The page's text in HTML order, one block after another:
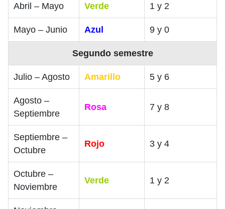
Abril – Mayo Verde 1 y 2
Mayo – Junio Azul 9 y 0
Segundo semestre
Julio – Agosto Amarillo 5 y 6
Agosto –
Septiembre
Rosa 7 y 8
Septiembre –
Octubre
Rojo 3 y 4
Octubre –
Noviembre
Verde 1 y 2